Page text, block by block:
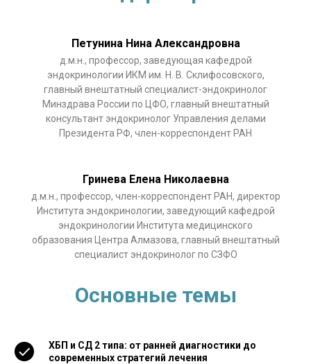
Петунина Нина Александровна
д.м.н., профессор, заведующая кафедрой
эндокринологии ИКМ им. Н. В. Склифосовского,
главный внештатный специалист-эндокринолог
Минздрава России по ЦФО, главный внештатный
консультант эндокринолог Управления делами
Президента РФ, член-корреспондент РАН
Гринева Елена Николаевна
д.м.н., профессор, член-корреспондент РАН, директор
Института эндокринологии, заведующий кафедрой
эндокринологии Института медицинского
образования Центра Алмазова, главный внештатный
специалист эндокринолог по СЗФО
Основные темы
ХБП и СД 2 типа: от ранней диагностики до
современных стратегий лечения